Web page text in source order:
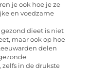
je ook hoe je ze
en voedzame
gezond dieet is niet
maar ook op hoe
delen
in de drukste